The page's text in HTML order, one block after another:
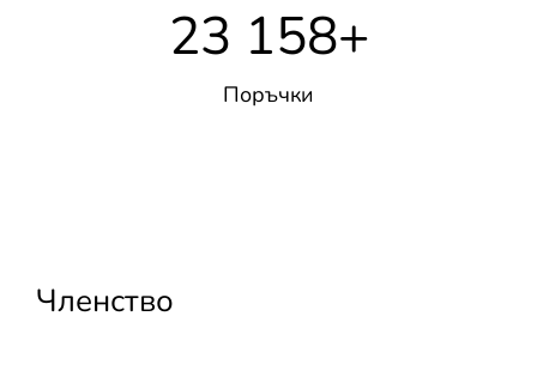
Поръчки
23 158+
Членство